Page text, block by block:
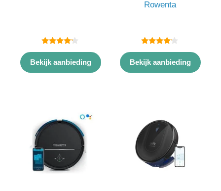
4.00
van 5
Bekijk aanbieding
Rowenta
4.00
van 5
Bekijk aanbieding